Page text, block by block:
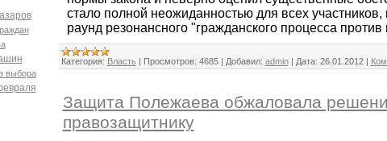
выбора
стало полной неожиданностью для всех
раунд резонансного "гражданского процесса против
Категория: Власть | Просмотров: 4685 | Добавил: admin | Дата: 26.01.2012 |
Защита Полежаева обжаловала
правозащитнику